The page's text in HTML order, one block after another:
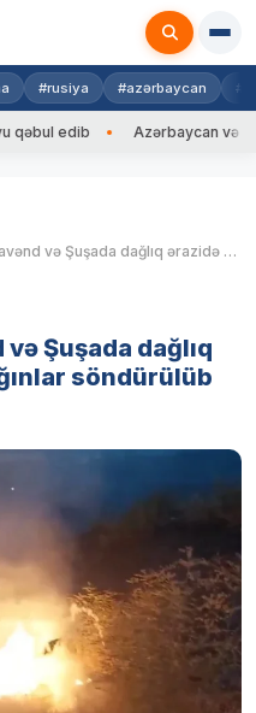
#rusiya #azərbaycan
edib Azərbaycan və
FHN: Xocalı, Xocavənd və Şuşada dağlıq ərazidə baş verən yanğınlar söndürülüb
Şuşada dağlıq
söndürülüb